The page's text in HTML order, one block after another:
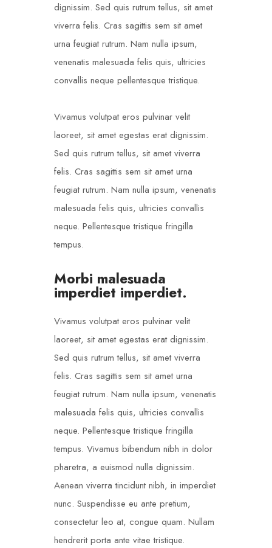
dignissim. Sed quis rutrum tellus, sit amet
viverra felis. Cras sagittis sem sit amet
urna feugiat rutrum. Nam nulla ipsum,
venenatis malesuada felis quis, ultricies
convallis neque pellentesque tristique.
Vivamus volutpat eros pulvinar velit
laoreet, sit amet egestas erat dignissim.
Sed quis rutrum tellus, sit amet viverra
felis. Cras sagittis sem sit amet urna
feugiat rutrum. Nam nulla ipsum, venenatis
malesuada felis quis, ultricies convallis
neque. Pellentesque tristique fringilla
tempus.
Morbi malesuada
imperdiet imperdiet.
Vivamus volutpat eros pulvinar velit
laoreet, sit amet egestas erat dignissim.
Sed quis rutrum tellus, sit amet viverra
felis. Cras sagittis sem sit amet urna
feugiat rutrum. Nam nulla ipsum, venenatis
malesuada felis quis, ultricies convallis
neque. Pellentesque tristique fringilla
tempus. Vivamus bibendum nibh in dolor
pharetra, a euismod nulla dignissim.
Aenean viverra tincidunt nibh, in imperdiet
nunc. Suspendisse eu ante pretium,
consectetur leo at, congue quam. Nullam
hendrerit porta ante vitae tristique.